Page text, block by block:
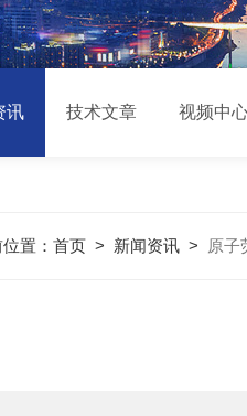
讯 技术文章 视频中
位置：首页 > 新闻资讯 > 原子